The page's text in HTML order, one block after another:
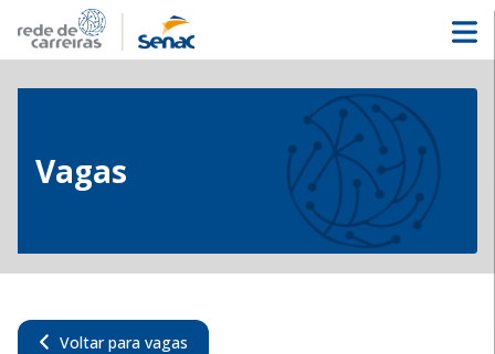
Vagas
Voltar para vagas